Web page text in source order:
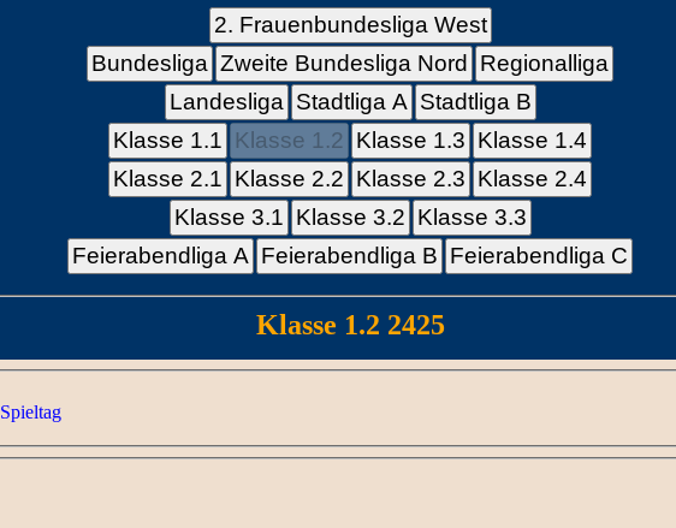
2. Frauenbundesliga West
Bundesliga Zweite Bundesliga Nord
Regionalliga
Landesliga Stadtliga A Stadtliga B
Klasse 1.1
Klasse 1.2 Klasse 1.3 Klasse 1.4
Klasse 2.1 Klasse 2.2 Klasse 2.3 Klasse 2.4
Klasse 3.1 Klasse 3.2 Klasse 3.3
Feierabendliga A Feierabendliga B Feierabendliga C
Klasse 1.2 2425
Spieltag